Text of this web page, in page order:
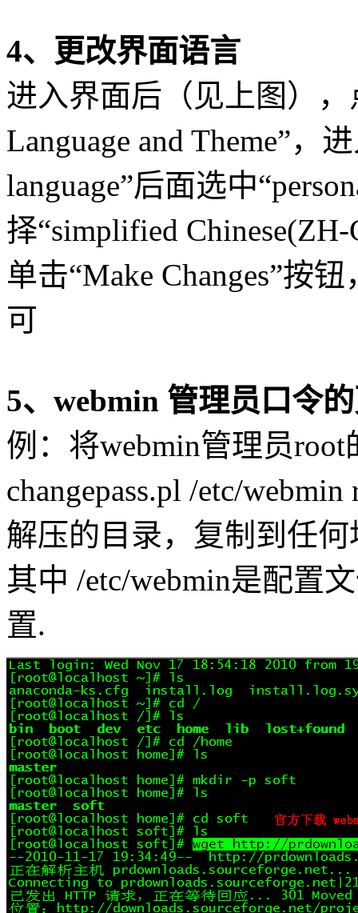
4、更改界面语言
进入界面后（见上图），
Language and Theme”，
language”后面选中
择“simplified Chinese(ZH-
单击“Make Changes”按
可
5、webmin 管理员口令
例：将webmin管理员
changepass.pl /etc/
解压的目录，复制到任
其中 /etc/webmin是配置
置.